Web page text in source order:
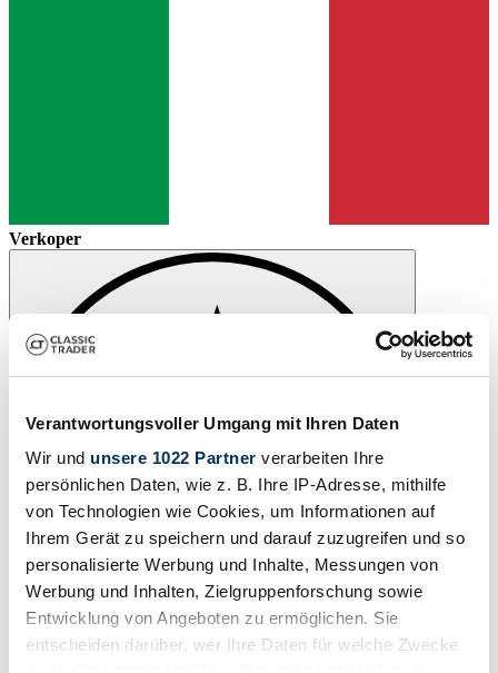
Verantwortungsvoller Umgang mit Ihren Daten
Wir und unsere 1022 Partner verarbeiten Ihre
persönlichen Daten, wie z. B. Ihre IP-Adresse, mithilfe
von Technologien wie Cookies, um Informationen auf
Ihrem Gerät zu speichern und darauf zuzugreifen und so
personalisierte Werbung und Inhalte, Messungen von
Werbung und Inhalten, Zielgruppenforschung sowie
Entwicklung von Angeboten zu ermöglichen. Sie
entscheiden darüber, wer Ihre Daten für welche Zwecke
Verkoper
Bewaren